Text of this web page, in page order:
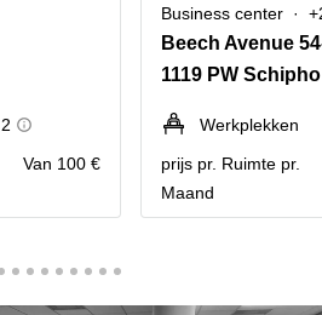
2
Van 100 €
Business center
1119 PW
Werkplekken
prijs pr. Ruimte pr.
Maand